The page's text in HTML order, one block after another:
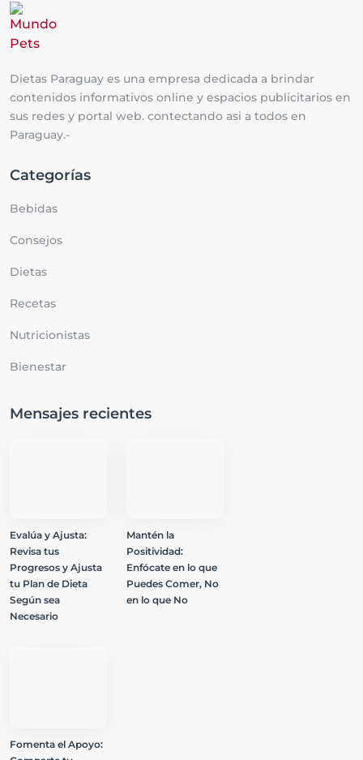
Dietas Paraguay es una empresa dedicada a brindar
contenidos informativos online y espacios publicitarios en
sus redes y portal web. contectando asi a todos en
Paraguay.-
Categorías
Bebidas
Consejos
Dietas
Recetas
Nutricionistas
Bienestar
Mensajes recientes
Evalúa y Ajusta:
Revisa tus
Progresos y Ajusta
tu Plan de Dieta
Según sea
Necesario
Mantén la
Positividad:
Enfócate en lo que
Puedes Comer, No
en lo que No
Fomenta el Apoyo: